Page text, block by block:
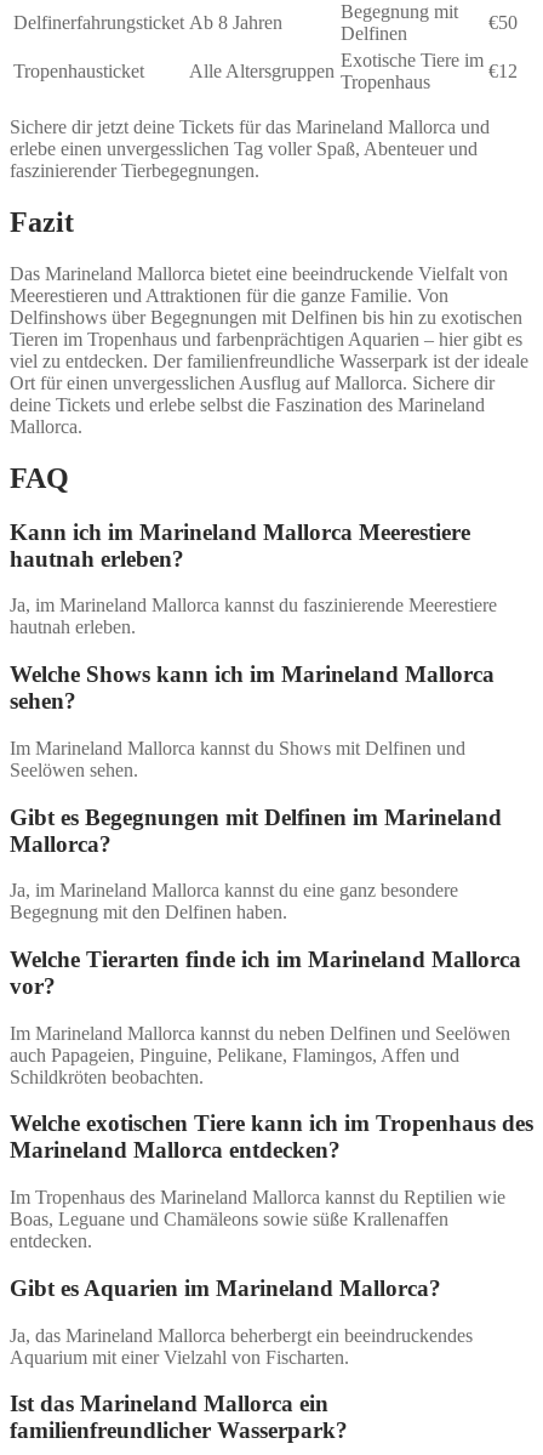
Delfinerfahrungsticket Ab 8 Jahren
Begegnung mit
Delfinen
€50
Tropenhausticket Alle Altersgruppen
Exotische Tiere im
Tropenhaus
€12
Sichere dir jetzt deine Tickets für das Marineland Mallorca und
erlebe einen unvergesslichen Tag voller Spaß, Abenteuer und
faszinierender Tierbegegnungen.
Fazit
Das Marineland Mallorca bietet eine beeindruckende Vielfalt von
Meerestieren und Attraktionen für die ganze Familie. Von
Delfinshows über Begegnungen mit Delfinen bis hin zu exotischen
Tieren im Tropenhaus und farbenprächtigen Aquarien – hier gibt es
viel zu entdecken. Der familienfreundliche Wasserpark ist der ideale
Ort für einen unvergesslichen Ausflug auf Mallorca. Sichere dir
deine Tickets und erlebe selbst die Faszination des Marineland
Mallorca.
FAQ
Kann ich im Marineland Mallorca Meerestiere
hautnah erleben?
Ja, im Marineland Mallorca kannst du faszinierende Meerestiere
hautnah erleben.
Welche Shows kann ich im Marineland Mallorca
sehen?
Im Marineland Mallorca kannst du Shows mit Delfinen und
Seelöwen sehen.
Gibt es Begegnungen mit Delfinen im Marineland
Mallorca?
Ja, im Marineland Mallorca kannst du eine ganz besondere
Begegnung mit den Delfinen haben.
Welche Tierarten finde ich im Marineland Mallorca
vor?
Im Marineland Mallorca kannst du neben Delfinen und Seelöwen
auch Papageien, Pinguine, Pelikane, Flamingos, Affen und
Schildkröten beobachten.
Welche exotischen Tiere kann ich im Tropenhaus des
Marineland Mallorca entdecken?
Im Tropenhaus des Marineland Mallorca kannst du Reptilien wie
Boas, Leguane und Chamäleons sowie süße Krallenaffen
entdecken.
Gibt es Aquarien im Marineland Mallorca?
Ja, das Marineland Mallorca beherbergt ein beeindruckendes
Aquarium mit einer Vielzahl von Fischarten.
Ist das Marineland Mallorca ein
familienfreundlicher Wasserpark?